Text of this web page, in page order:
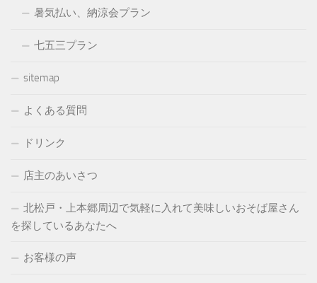
暑気払い、納涼会プラン
七五三プラン
sitemap
よくある質問
ドリンク
店主のあいさつ
北松戸・上本郷周辺で気軽に入れて美味しいおそば屋さん
を探しているあなたへ
お客様の声